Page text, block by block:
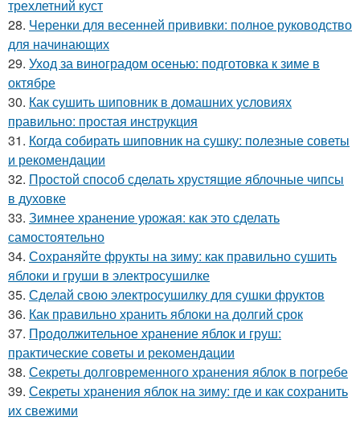
трехлетний куст
28. Черенки для весенней прививки: полное руководство
для начинающих
29. Уход за виноградом осенью: подготовка к зиме в
октябре
30. Как сушить шиповник в домашних условиях
правильно: простая инструкция
31. Когда собирать шиповник на сушку: полезные советы
и рекомендации
32. Простой способ сделать хрустящие яблочные чипсы
в духовке
33. Зимнее хранение урожая: как это сделать
самостоятельно
34. Сохраняйте фрукты на зиму: как правильно сушить
яблоки и груши в электросушилке
35. Сделай свою электросушилку для сушки фруктов
36. Как правильно хранить яблоки на долгий срок
37. Продолжительное хранение яблок и груш:
практические советы и рекомендации
38. Секреты долговременного хранения яблок в погребе
39. Секреты хранения яблок на зиму: где и как сохранить
их свежими